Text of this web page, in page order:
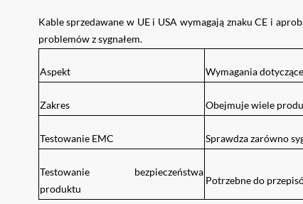
Kable sprzedawane w UE i USA wymagają znaku CE i
problemów z sygnałem.
Aspekt Wymagania
Zakres Obejmuje wiele
Testowanie EMC Sprawdza zarówno
Testowanie bezpieczeństwa
produktu
Potrzebne do